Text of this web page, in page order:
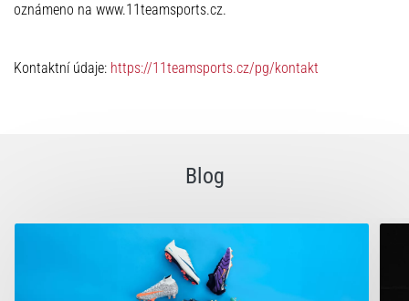
oznámeno na www.11teamsports.cz.
Kontaktní údaje: https://11teamsports.cz/pg/kontakt
Blog